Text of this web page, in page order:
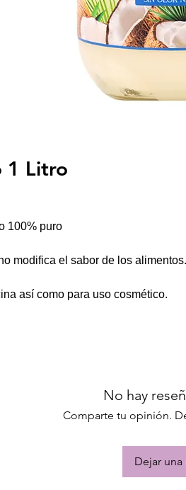
1 Litro
100% puro
modifica el sabor de los alimentos.
así como para uso cosmético.
No hay
Comparte tu opinión.
Dejar una